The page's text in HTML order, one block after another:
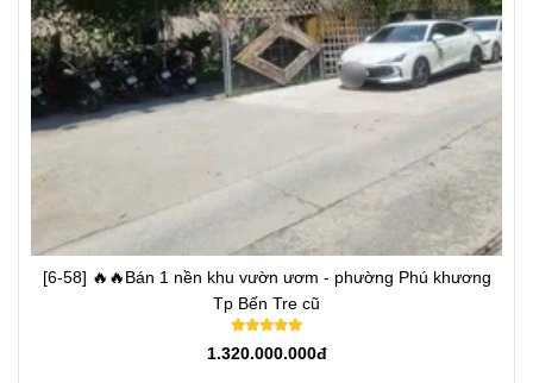
[6-58] 🔥🔥Bán 1 nền khu vườn ươm - phường Phú khương
Tp Bến Tre cũ
1.320.000.000đ